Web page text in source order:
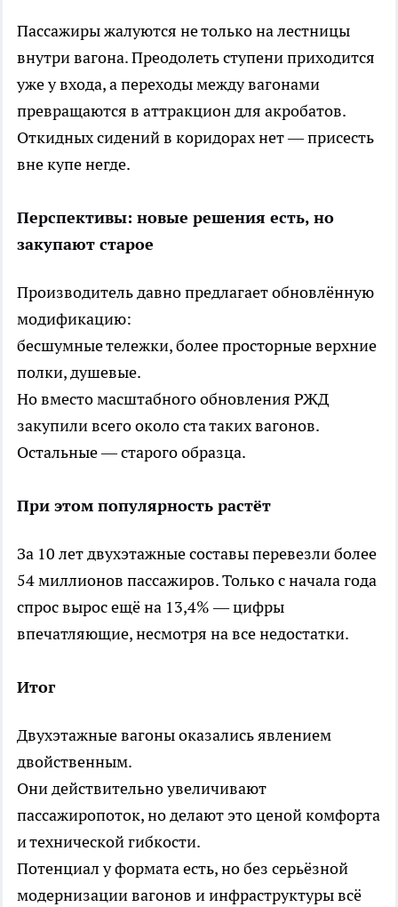
Пассажиры жалуются не только на лестницы
внутри вагона. Преодолеть ступени приходится
уже у входа, а переходы между вагонами
превращаются в аттракцион для акробатов.
Откидных сидений в коридорах нет — присесть
вне купе негде.
Перспективы: новые решения есть, но
закупают старое
Производитель давно предлагает обновлённую
модификацию:
бесшумные тележки, более просторные верхние
полки, душевые.
Но вместо масштабного обновления РЖД
закупили всего около ста таких вагонов.
Остальные — старого образца.
При этом популярность растёт
За 10 лет двухэтажные составы перевезли более
54 миллионов пассажиров. Только с начала года
спрос вырос ещё на 13,4% — цифры
впечатляющие, несмотря на все недостатки.
Итог
Двухэтажные вагоны оказались явлением
двойственным.
Они действительно увеличивают
пассажиропоток, но делают это ценой комфорта
и технической гибкости.
Потенциал у формата есть, но без серьёзной
модернизации вагонов и инфраструктуры всё